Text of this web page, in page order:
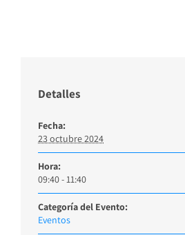
Detalles
Fecha:
23 octubre 2024
Hora:
09:40 - 11:40
Categoría del Evento:
Eventos